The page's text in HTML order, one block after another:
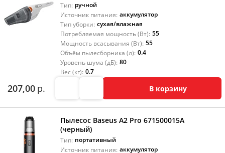
Тип: ручной
Источник питания: аккумулятор
Тип уборки: сухая/влажная
Потребляемая мощность (Вт): 55
Мощность всасывания (Вт): 55
Объём пылесборника (л): 0.4
Уровень шума (дБ): 80
Вес (кг): 0.7
207,00 р. В корзину
Пылесос Baseus A2 Pro 671500015A
(черный)
Тип: портативный
Источник питания: аккумулятор